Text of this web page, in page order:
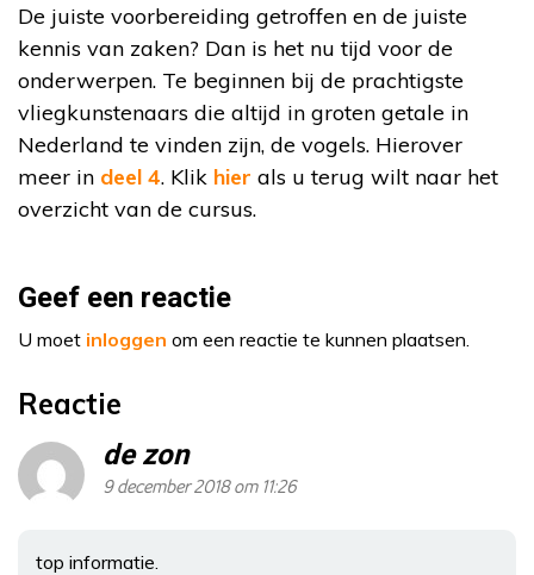
De juiste voorbereiding getroffen en de juiste
kennis van zaken? Dan is het nu tijd voor de
onderwerpen. Te beginnen bij de prachtigste
vliegkunstenaars die altijd in groten getale in
Nederland te vinden zijn, de vogels. Hierover
meer in deel 4. Klik hier als u terug wilt naar het
overzicht van de cursus.
Geef een reactie
U moet inloggen om een reactie te kunnen plaatsen.
Reactie
de zon
9 december 2018 om 11:26
top informatie.